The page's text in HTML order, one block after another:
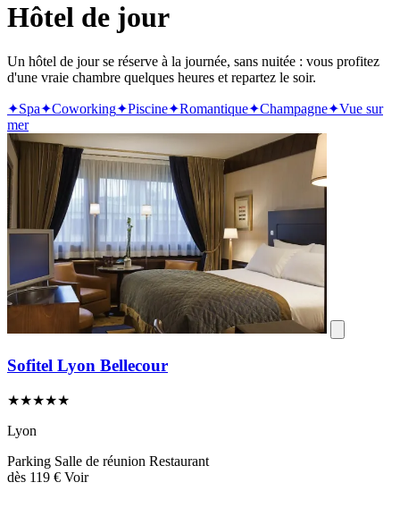
Hôtel de jour
Un hôtel de jour se réserve à la journée, sans nuitée : vous profitez
d'une vraie chambre quelques heures et repartez le soir.
✦Spa✦Coworking✦Piscine✦Romantique✦Champagne✦Vue sur
mer
Sofitel Lyon Bellecour
★★★★★
Lyon
Parking Salle de réunion Restaurant
dès 119 € Voir